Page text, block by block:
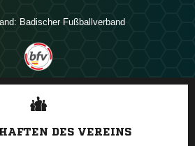
Badischer Fußballverband
ANZEIGE
DES VEREINS